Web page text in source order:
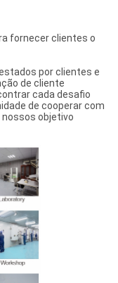
fornecer clientes o
por clientes e
de cliente
cada desafio
de cooperar com
objetivo